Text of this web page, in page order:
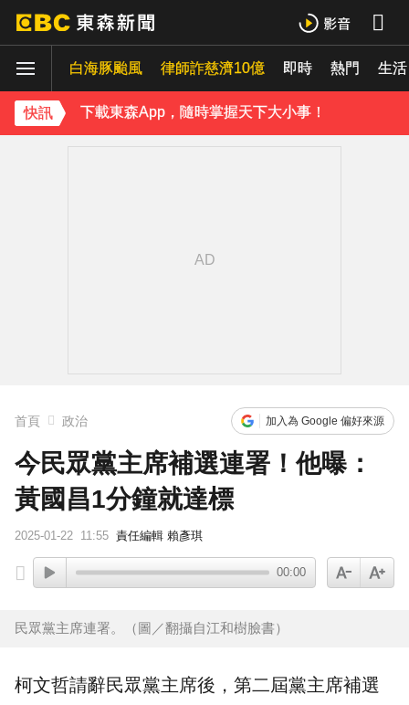
白海豚颱風 律師詐慈濟10億 即時 熱門 生活
快訊
吳東諺結婚10年超寵妻！「主動帶娃」羨煞人妻女星 她認了：心很酸
下載東森App，隨時掌握天下大小事！
首頁 政治 加入為 Google 偏好來源
今民眾黨主席補選連署！他曝：
黃國昌1分鐘就達標
2025-01-22 11:55 責任編輯 賴彥琪
00:00
民眾黨主席連署。（圖／翻攝自江和樹臉書）
柯文哲請辭民眾黨主席後，第二屆黨主席補選